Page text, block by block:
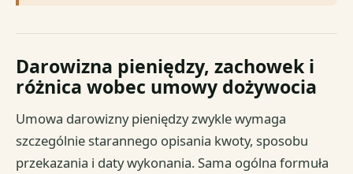
Darowizna pieniędzy, zachowek i
różnica wobec umowy dożywocia
Umowa darowizny pieniędzy zwykle wymaga
szczególnie starannego opisania kwoty, sposobu
przekazania i daty wykonania. Sama ogólna formuła